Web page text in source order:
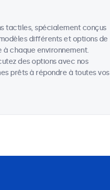
tactiles, spécialement conçus
différents et options de
chaque environnement.
des options avec nos
prêts à répondre à toutes vos